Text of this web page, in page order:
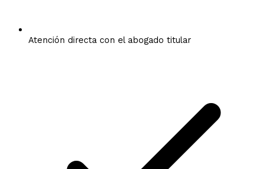
Atención directa con el abogado titular